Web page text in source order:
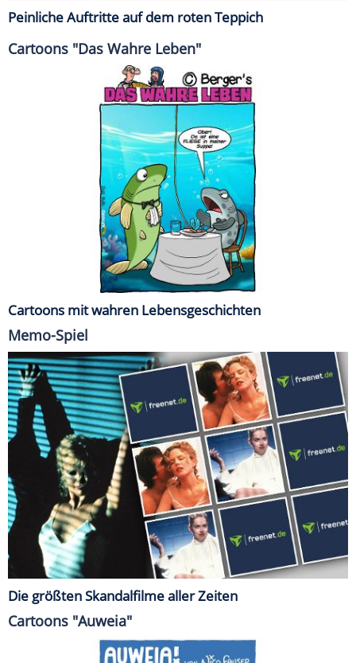
Peinliche Auftritte auf dem roten Teppich
Cartoons "Das Wahre Leben"
Cartoons mit wahren Lebensgeschichten
Memo-Spiel
Die größten Skandalfilme aller Zeiten
Cartoons "Auweia"